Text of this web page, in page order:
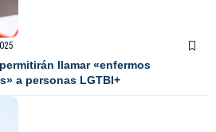
llamar «enfermos
a personas LGTBI+